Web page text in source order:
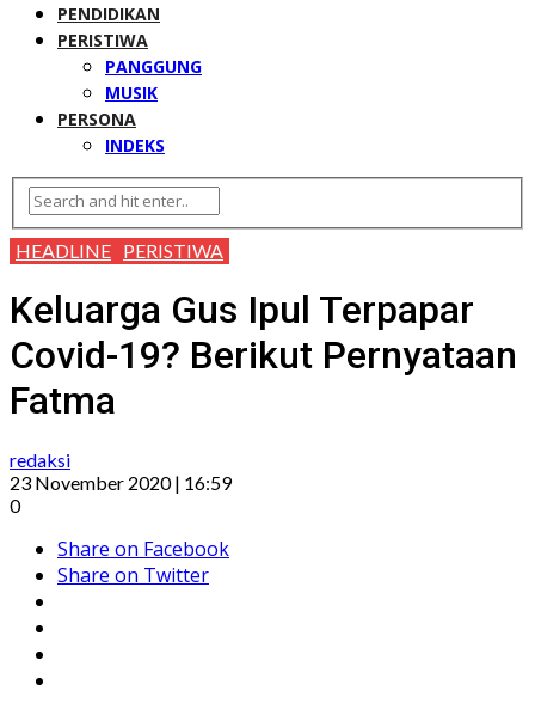
PENDIDIKAN
PERISTIWA
PANGGUNG
MUSIK
PERSONA
INDEKS
HEADLINE PERISTIWA
Keluarga Gus Ipul Terpapar
Covid-19? Berikut Pernyataan
Fatma
redaksi
23 November 2020 | 16:59
0
Share on Facebook
Share on Twitter